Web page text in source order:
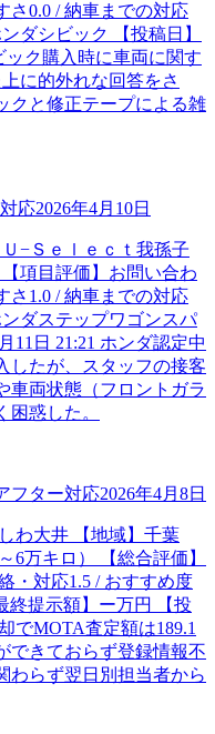
さ0.0 / 納車までの対応
ダシビック 【投稿日】
ック購入時に車両に関す
に的外れな回答をさ
クと修正テープによる雑
応2026年4月10日
−Ｓｅｌｅｃｔ我孫子
【項目評価】お問い合わ
さ1.0 / 納車までの対応
ダステップワゴンスパ
11日 21:21 ホンダ認定中
したが、スタッフの接客
車両状態（フロントガラ
惑した。
フター対応2026年4月8日
わ大井 【地域】千葉
6万キロ） 【総合評価】
・対応1.5 / おすすめ度
終提示額】ー万円 【投
でMOTA査定額は189.1
できておらず登録情報不
わらず翌日別担当者から